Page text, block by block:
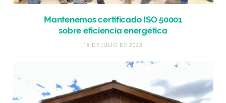
Mantenemos certificado ISO 50001
sobre eficiencia energética
18 DE JULIO DE 2023